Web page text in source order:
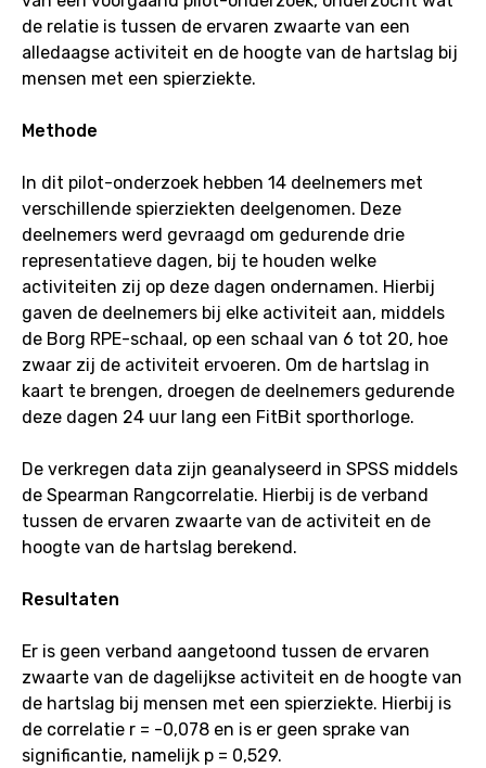
de relatie is tussen de ervaren zwaarte van een
alledaagse activiteit en de hoogte van de hartslag bij
mensen met een spierziekte.
Methode
In dit pilot-onderzoek hebben 14 deelnemers met
verschillende spierziekten deelgenomen. Deze
deelnemers werd gevraagd om gedurende drie
representatieve dagen, bij te houden welke
activiteiten zij op deze dagen ondernamen. Hierbij
gaven de deelnemers bij elke activiteit aan, middels
de Borg RPE-schaal, op een schaal van 6 tot 20, hoe
zwaar zij de activiteit ervoeren. Om de hartslag in
kaart te brengen, droegen de deelnemers gedurende
deze dagen 24 uur lang een FitBit sporthorloge.
De verkregen data zijn geanalyseerd in SPSS middels
de Spearman Rangcorrelatie. Hierbij is de verband
tussen de ervaren zwaarte van de activiteit en de
hoogte van de hartslag berekend.
Resultaten
Er is geen verband aangetoond tussen de ervaren
zwaarte van de dagelijkse activiteit en de hoogte van
de hartslag bij mensen met een spierziekte. Hierbij is
de correlatie r = -0,078 en is er geen sprake van
significantie, namelijk p = 0,529.